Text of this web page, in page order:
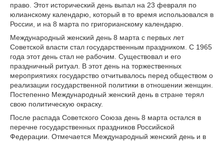
право. Этот исторический день выпал на 23 февраля по
юлианскому календарю, который в то время использовался в
России, и на 8 марта по григорианскому календарю.
Международный женский день 8 марта с первых лет
Советской власти стал государственным праздником. С 1965
года этот день стал не рабочим. Существовал и его
праздничный ритуал. В этот день на торжественных
мероприятиях государство отчитывалось перед обществом о
реализации государственной политики в отношении женщин.
Постепенно Международный женский день в стране терял
свою политическую окраску.
После распада Советского Союза день 8 марта остался в
перечне государственных праздников Российской
Федерации. Отмечается Международный женский день и в